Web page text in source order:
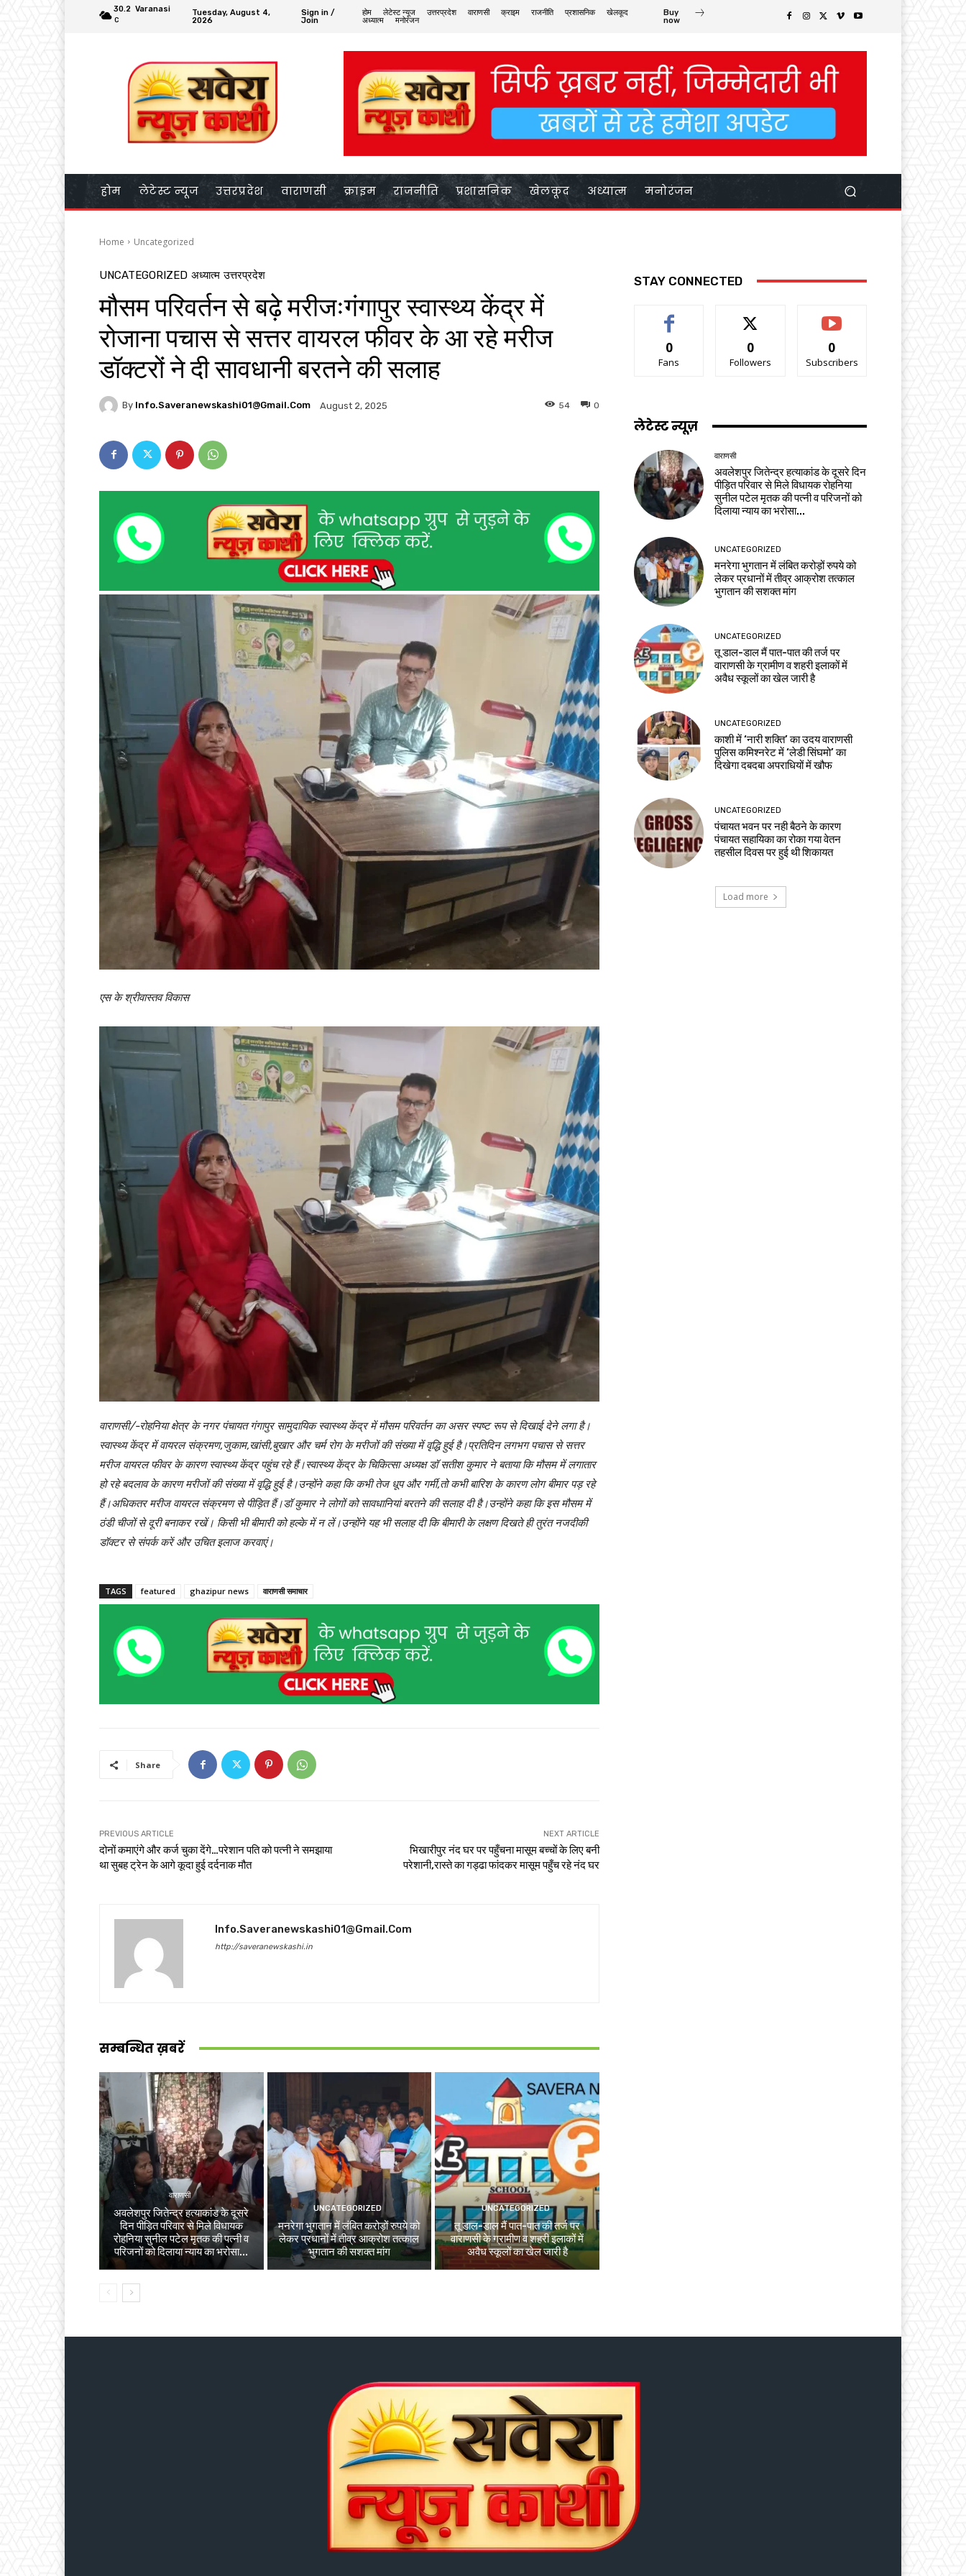
30.2
C
Varanasi
Tuesday, August 4,
2026
Sign in /
Join
होम लेटेस्ट न्यूज उत्तरप्रदेश वाराणसी क्राइम राजनीति प्रशासनिक
खेलकूद
अध्यात्म
मनोरंजन
Buy
now
होम लेटेस्ट न्यूज उत्तरप्रदेश वाराणसी क्राइम राजनीति प्रशासनिक खेलकूद अध्यात्म मनोरंजन
Home Uncategorized
UNCATEGORIZED अध्यात्म उत्तरप्रदेश
मौसम परिवर्तन से बढ़े मरीजःगंगापुर स्वास्थ्य केंद्र में
रोजाना पचास से सत्तर वायरल फीवर के आ रहे मरीज
डॉक्टरों ने दी सावधानी बरतने की सलाह
By Info.saveranewskashi01@gmail.com August 2, 2025 0
54
एस के श्रीवास्तव विकास
वाराणसी/-रोहनिया क्षेत्र के नगर पंचायत गंगापुर सामुदायिक स्वास्थ्य केंद्र में मौसम परिवर्तन का असर स्पष्ट रूप से दिखाई देने लगा है।
स्वास्थ्य केंद्र में वायरल संक्रमण,जुकाम,खांसी,बुखार और चर्म रोग के मरीजों की संख्या में वृद्धि हुई है।प्रतिदिन लगभग पचास से सत्तर
मरीज वायरल फीवर के कारण स्वास्थ्य केंद्र पहुंच रहे हैं।स्वास्थ्य केंद्र के चिकित्सा अध्यक्ष डॉ सतीश कुमार ने बताया कि मौसम में लगातार
हो रहे बदलाव के कारण मरीजों की संख्या में वृद्धि हुई है।उन्होंने कहा कि कभी तेज धूप और गर्मी,तो कभी बारिश के कारण लोग बीमार पड़ रहे
हैं।अधिकतर मरीज वायरल संक्रमण से पीड़ित हैं।डॉ कुमार ने लोगों को सावधानियां बरतने की सलाह दी है।उन्होंने कहा कि इस मौसम में
ठंडी चीजों से दूरी बनाकर रखें। किसी भी बीमारी को हल्के में न लें।उन्होंने यह भी सलाह दी कि बीमारी के लक्षण दिखते ही तुरंत नजदीकी
डॉक्टर से संपर्क करें और उचित इलाज करवाएं।
TAGS featured ghazipur news वाराणसी समाचार
Share
PREVIOUS ARTICLE
दोनों कमाएंगे और कर्ज चुका देंगे…परेशान पति को पत्नी ने समझाया
था सुबह ट्रेन के आगे कूदा हुई दर्दनाक मौत
NEXT ARTICLE
भिखारीपुर नंद घर पर पहुँचना मासूम बच्चों के लिए बनी
परेशानी,रास्ते का गड्ढा फांदकर मासूम पहुँच रहे नंद घर
Info.saveranewskashi01@gmail.com
http://saveranewskashi.in
सम्बन्धित ख़बरें
वाराणसी
अवलेशपुर जितेन्द्र हत्याकांड के दूसरे
दिन पीड़ित परिवार से मिले विधायक
रोहनिया सुनील पटेल मृतक की पत्नी व
परिजनों को दिलाया न्याय का भरोसा...
UNCATEGORIZED
मनरेगा भुगतान में लंबित करोड़ों रुपये को
लेकर प्रधानों में तीव्र आक्रोश तत्काल
भुगतान की सशक्त मांग
UNCATEGORIZED
तू डाल-डाल मैं पात-पात की तर्ज पर
वाराणसी के ग्रामीण व शहरी इलाकों में
अवैध स्कूलों का खेल जारी है
STAY CONNECTED
0
Fans
0
Followers
0
Subscribers
लेटेस्ट न्यूज़
वाराणसी
अवलेशपुर जितेन्द्र हत्याकांड के दूसरे दिन
पीड़ित परिवार से मिले विधायक रोहनिया
सुनील पटेल मृतक की पत्नी व परिजनों को
दिलाया न्याय का भरोसा...
UNCATEGORIZED
मनरेगा भुगतान में लंबित करोड़ों रुपये को
लेकर प्रधानों में तीव्र आक्रोश तत्काल
भुगतान की सशक्त मांग
UNCATEGORIZED
तू डाल-डाल मैं पात-पात की तर्ज पर
वाराणसी के ग्रामीण व शहरी इलाकों में
अवैध स्कूलों का खेल जारी है
UNCATEGORIZED
काशी में ‘नारी शक्ति’ का उदय वाराणसी
पुलिस कमिश्नरेट में ‘लेडी सिंघमो’ का
दिखेगा दबदबा अपराधियों में खौफ
UNCATEGORIZED
पंचायत भवन पर नही बैठने के कारण
पंचायत सहायिका का रोका गया वेतन
तहसील दिवस पर हुई थी शिकायत
Load more